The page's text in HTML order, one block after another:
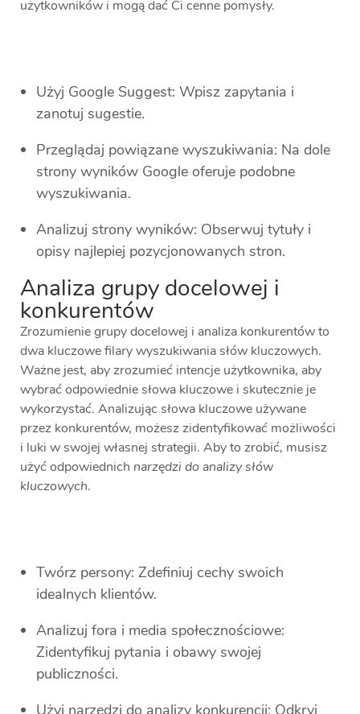
użytkowników i mogą dać Ci cenne pomysły.
Użyj Google Suggest: Wpisz zapytania i
zanotuj sugestie.
Przeglądaj powiązane wyszukiwania: Na dole
strony wyników Google oferuje podobne
wyszukiwania.
Analizuj strony wyników: Obserwuj tytuły i
opisy najlepiej pozycjonowanych stron.
Analiza grupy docelowej i
konkurentów
Zrozumienie grupy docelowej i analiza konkurentów to
dwa kluczowe filary wyszukiwania słów kluczowych.
Ważne jest, aby zrozumieć intencje użytkownika, aby
wybrać odpowiednie słowa kluczowe i skutecznie je
wykorzystać. Analizując słowa kluczowe używane
przez konkurentów, możesz zidentyfikować możliwości
i luki w swojej własnej strategii. Aby to zrobić, musisz
użyć odpowiednich narzędzi do analizy słów
kluczowych.
Twórz persony: Zdefiniuj cechy swoich
idealnych klientów.
Analizuj fora i media społecznościowe:
Zidentyfikuj pytania i obawy swojej
publiczności.
Użyj narzędzi do analizy konkurencji: Odkryj